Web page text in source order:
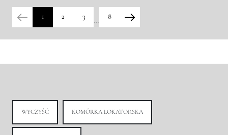
1 2 3
…
8
WYCZYŚĆ KOMÓRKA LOKATORSKA